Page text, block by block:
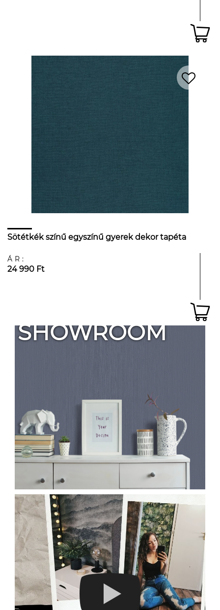
Sötétkék színű egyszínű gyerek dekor tapéta
ÁR:
24 990 Ft
SHOWROOM